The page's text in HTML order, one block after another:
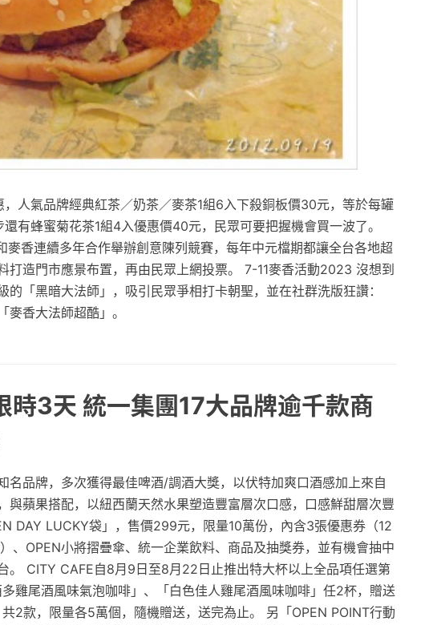
人氣品牌經典紅茶／奶茶／麥茶1組6入下殺銅板價30元，等於每罐
有蜂蜜菊花茶1組4入優惠價40元，民眾可要把握機會買一波了。
麥香連續多年合作舉辦創意陳列競賽，每年中元檔期都讓全台各地超
打造門市應景布置，再由民眾上網投票。 7-11麥香活動2023 沒想到
的「黑暗大法師」，吸引民眾爭相打卡朝聖，並在社群洗版狂讚：
麥香大法師超酷」。
時3天 統一集團17大品牌逾千款商
名品牌，多次獲得最佳啤酒/調酒大獎，以伏特加爽口酒感加上來自
與蘋果搭配，以紐西蘭天然水果塑造豐富層次口感，口感鮮甜層次豐
DAY LUCKY袋」，售價299元，限量10萬份，內含3張優惠券（12
、OPEN小將摺疊傘、統一企業飲料、商品及抽獎券，並有機會抽中
。 CITY CAFE自8月9日至8月22日止推出特大杯以上全品項任選第
雞尾酒風味氣泡咖啡」、「白色佳人雞尾酒風味咖啡」任2杯，贈送
2款，限量各5萬個，隨機贈送，送完為止。 另「OPEN POINT行動